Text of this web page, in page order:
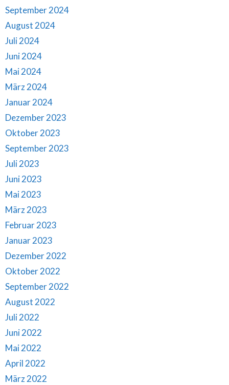
September 2024
August 2024
Juli 2024
Juni 2024
Mai 2024
März 2024
Januar 2024
Dezember 2023
Oktober 2023
September 2023
Juli 2023
Juni 2023
Mai 2023
März 2023
Februar 2023
Januar 2023
Dezember 2022
Oktober 2022
September 2022
August 2022
Juli 2022
Juni 2022
Mai 2022
April 2022
März 2022